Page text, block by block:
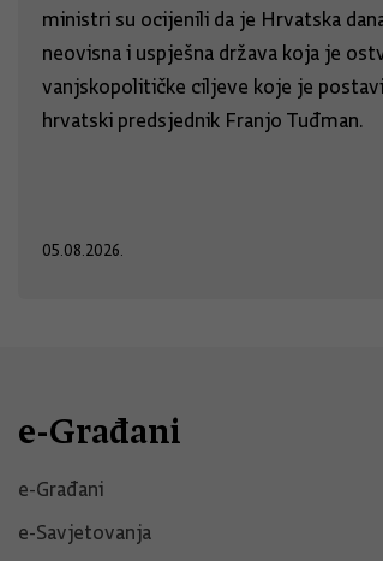
ministri su ocijenili da je Hrvatska
neovisna i uspješna država koja je
vanjskopolitičke ciljeve koje je
hrvatski predsjednik Franjo Tuđman.
05.08.2026.
e-Građani
e-Građani
e-Savjetovanja